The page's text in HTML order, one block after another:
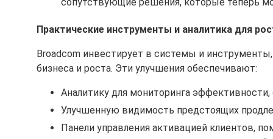
Практические инструменты и аналитика для
Broadcom инвестирует в системы и
бизнеса и роста. Эти улучшения обеспечивают:
Аналитику для мониторинга
Улучшенную видимость предстоящих
Панели управления активацией клиентов,